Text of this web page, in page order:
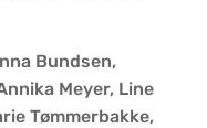
Bundsen,
Meyer, Line
Tømmerbakke,